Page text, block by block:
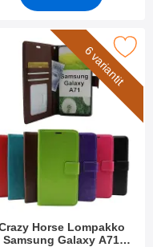
suosikiksi
6 variantit
Horse Lompakko
Samsung Galaxy A71
Lompakko